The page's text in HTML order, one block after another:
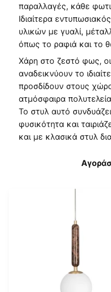
παραλλαγές, κάθε
Ιδιαίτερα
υλικών με γυαλί,
όπως το ραφιά και το
Χάρη στο ζεστό φως,
αναδεικνύουν το
προσδίδουν στους
ατμόσφαιρα
Το στυλ αυτό
φυσικότητα και
και με κλασικά στυλ